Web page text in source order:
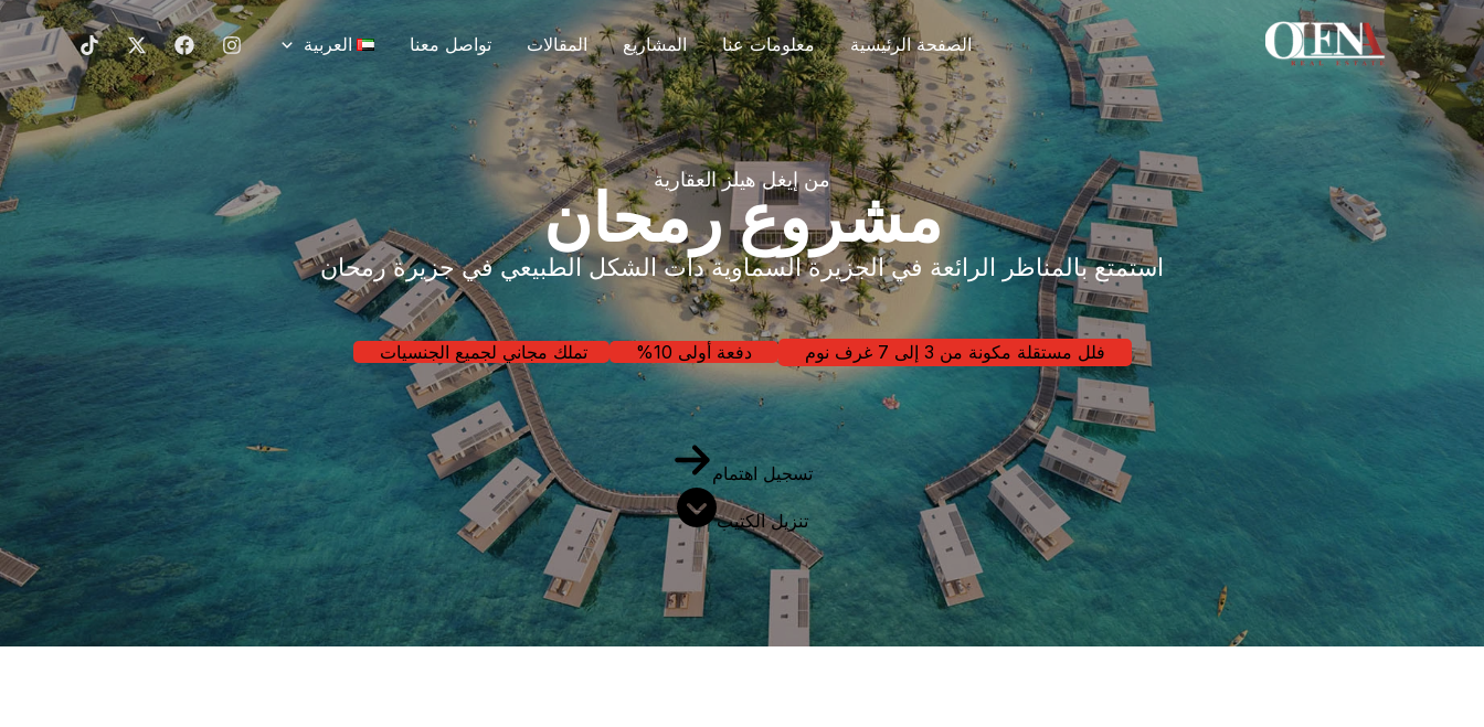
تخطي
إلى
المحتوى
الصفحة الرئيسية معلومات عنا المشاريع المقالات تواصل معنا العربية
من إيغل هيلز العقارية
مشروع رمحان
استمتع بالمناظر الرائعة في الجزيرة السماوية دات الشكل الطبيعي في جزيرة رمحان
فلل مستقلة مكونة من 3 إلى 7 غرف نوم دفعة أولى 10% تملك مجاني لجميع الجنسيات
تسجيل اهتمام
تنزيل الكتيب